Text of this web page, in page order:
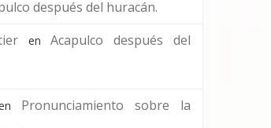
después del huracán.
enAcapulco después del
Pronunciamiento sobre la